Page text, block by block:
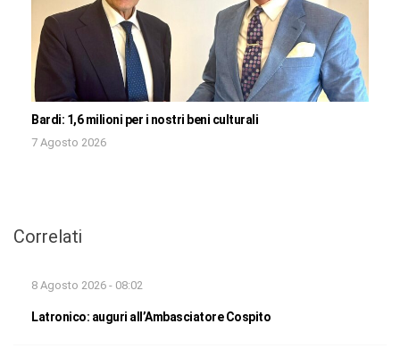
Bardi: 1,6 milioni per i nostri beni culturali
7 Agosto 2026
Correlati
8 Agosto 2026 - 08:02
Latronico: auguri all’Ambasciatore Cospito